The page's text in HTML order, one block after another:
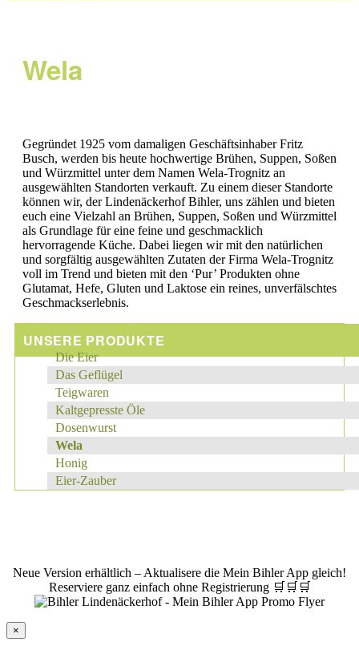
Wela
Gegründet 1925 vom damaligen Geschäftsinhaber Fritz
Busch, werden bis heute hochwertige Brühen, Suppen, Soßen
und Würzmittel unter dem Namen Wela-Trognitz an
ausgewählten Standorten verkauft. Zu einem dieser Standorte
können wir, der Lindenäckerhof Bihler, uns zählen und bieten
euch eine Vielzahl an Brühen, Suppen, Soßen und Würzmittel
als Grundlage für eine feine und geschmacklich
hervorragende Küche. Dabei liegen wir mit den natürlichen
und sorgfältig ausgewählten Zutaten der Firma Wela-Trognitz
voll im Trend und bieten mit den ‘Pur’ Produkten ohne
Glutamat, Hefe, Gluten und Laktose ein reines, unverfälschtes
Geschmackserlebnis.
UNSERE PRODUKTE
Die Eier
Das Geflügel
Teigwaren
Kaltgepresste Öle
Dosenwurst
Wela
Honig
Eier-Zauber
Neue Version erhältlich – Aktualisere die Mein Bihler App gleich!
Reserviere ganz einfach ohne Registrierung 🛒🛒🛒
×